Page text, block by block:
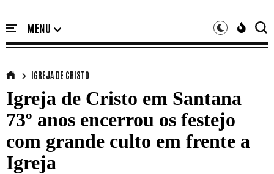
IGREJA DE CRISTO
Igreja de Cristo em Santana
73º anos encerrou os festejo
com grande culto em frente a
Igreja